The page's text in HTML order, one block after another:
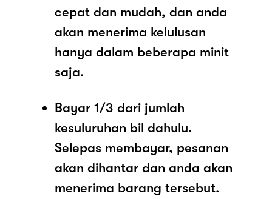
cepat dan mudah, dan anda
akan menerima kelulusan
hanya dalam beberapa minit
saja.
Bayar 1/3 dari jumlah
kesuluruhan bil dahulu.
Selepas membayar, pesanan
akan dihantar dan anda akan
menerima barang tersebut.